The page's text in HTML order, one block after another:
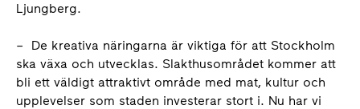
Ljungberg.
– De kreativa näringarna är viktiga för att Stockholm
ska växa och utvecklas. Slakthusområdet kommer att
bli ett väldigt attraktivt område med mat, kultur och
upplevelser som staden investerar stort i. Nu har vi